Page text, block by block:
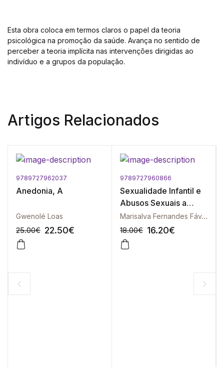
Esta obra coloca em termos claros o papel da teoria
psicológica na promoção da saúde. Avança no sentido de
perceber a teoria implícita nas intervenções dirigidas ao
indivíduo e a grupos da população.
Artigos Relacionados
9789727962037
Anedonia, A
Gwenolé Loas
25.00€ 22.50€
-10%
9789727960866
Sexualidade Infantil e
Abusos Sexuais a
Menores
Marisalva Fernandes Fávero
18.00€ 16.20€